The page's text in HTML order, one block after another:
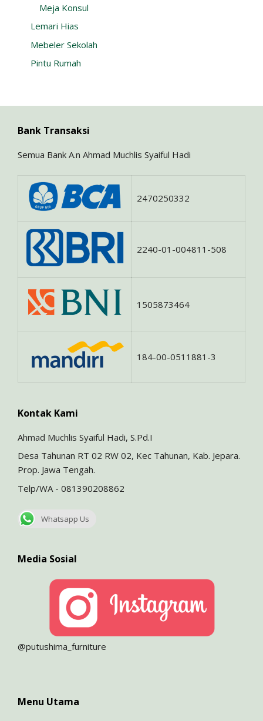
Meja Konsul
Lemari Hias
Mebeler Sekolah
Pintu Rumah
Bank Transaksi
Semua Bank A.n Ahmad Muchlis Syaiful Hadi
2470250332
2240-01-004811-508
1505873464
184-00-0511881-3
Kontak Kami
Ahmad Muchlis Syaiful Hadi, S.Pd.I
Desa Tahunan RT 02 RW 02, Kec Tahunan, Kab. Jepara.
Prop. Jawa Tengah.
Telp/WA - 081390208862
Whatsapp Us
Media Sosial
@putushima_furniture
Menu Utama